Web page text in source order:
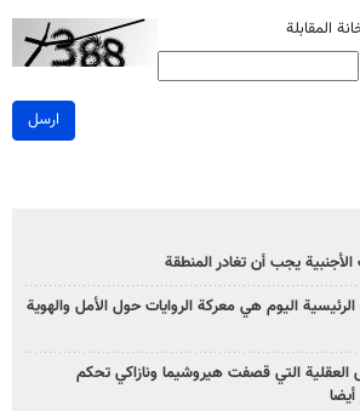
المقابلة
ارسل
الأجنبية يجب أن تغادر المنطقة
اليوم هي معركة الروايات حول الأمل والهوية
التي قصفت هيروشيما ونازاكي تحكم